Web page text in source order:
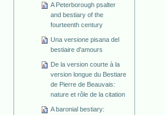
A Peterborough psalter
and bestiary of the
fourteenth century
Una versione pisana del
bestiaire d'amours
De la version courte à la
version longue du Bestiare
de Pierre de Beauvais:
nature et rôle de la citation
A baronial bestiary: